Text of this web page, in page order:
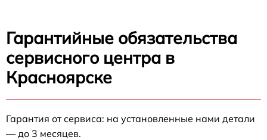
Гарантийные обязательства
сервисного центра в
Красноярске
Гарантия от сервиса: на установленные нами детали
— до 3 месяцев.